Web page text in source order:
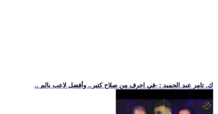
.. ك. تامر عبد الحميد : -في احرف من صلاح كتير.. وأفضل لاعب بالم